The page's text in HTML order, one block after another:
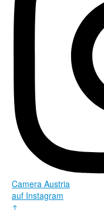
Camera Austria
auf Instagram
↑